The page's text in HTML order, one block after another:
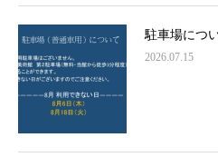
駐車場につ
2026.07.15